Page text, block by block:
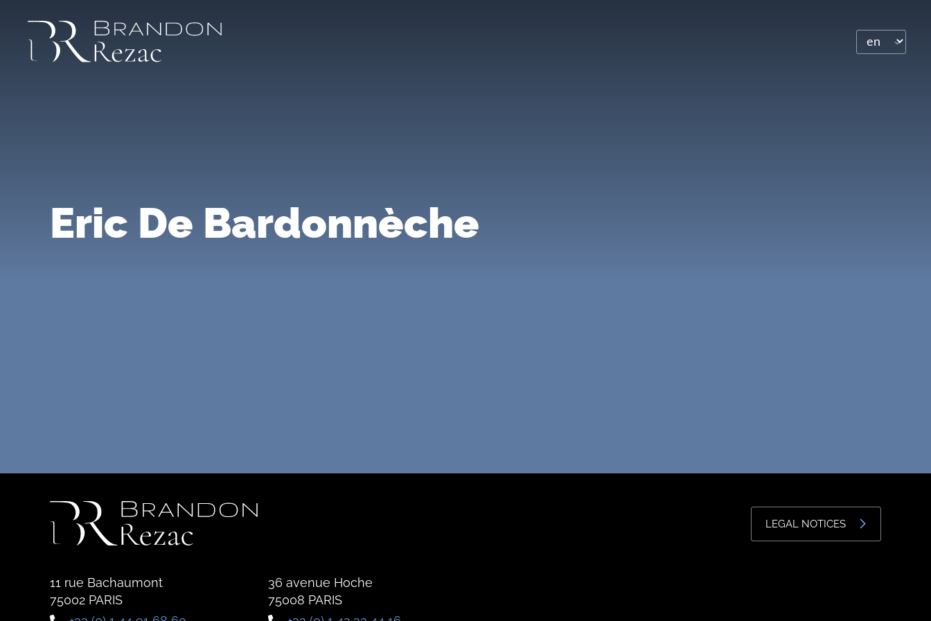
Eric De Bardonnèche
LEGAL NOTICES
11 rue Bachaumont
75002 PARIS
36 avenue Hoche
75008 PARIS